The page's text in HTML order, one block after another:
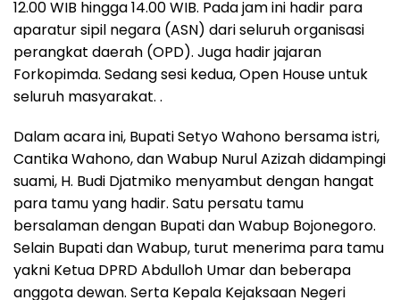
12.00 WIB hingga 14.00 WIB. Pada jam ini hadir para
aparatur sipil negara (ASN) dari seluruh organisasi
perangkat daerah (OPD). Juga hadir jajaran
Forkopimda. Sedang sesi kedua, Open House untuk
seluruh masyarakat. .
Dalam acara ini, Bupati Setyo Wahono bersama istri,
Cantika Wahono, dan Wabup Nurul Azizah didampingi
suami, H. Budi Djatmiko menyambut dengan hangat
para tamu yang hadir. Satu persatu tamu
bersalaman dengan Bupati dan Wabup Bojonegoro.
Selain Bupati dan Wabup, turut menerima para tamu
yakni Ketua DPRD Abdulloh Umar dan beberapa
anggota dewan. Serta Kepala Kejaksaan Negeri